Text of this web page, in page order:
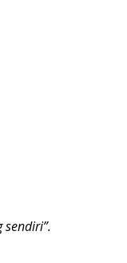
sendiri”.